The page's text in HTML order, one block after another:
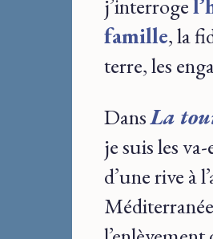
j’interroge
famille, la
terre, les
DansLa
je suis les
d’une rive à